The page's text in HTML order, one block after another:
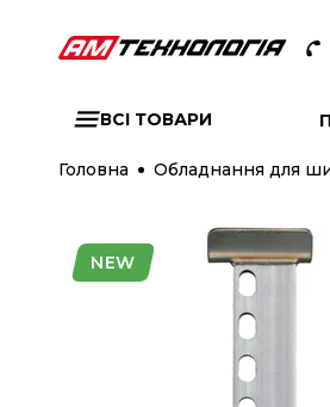
ВСІ ТОВАРИ
Головна Обладнання для
NEW